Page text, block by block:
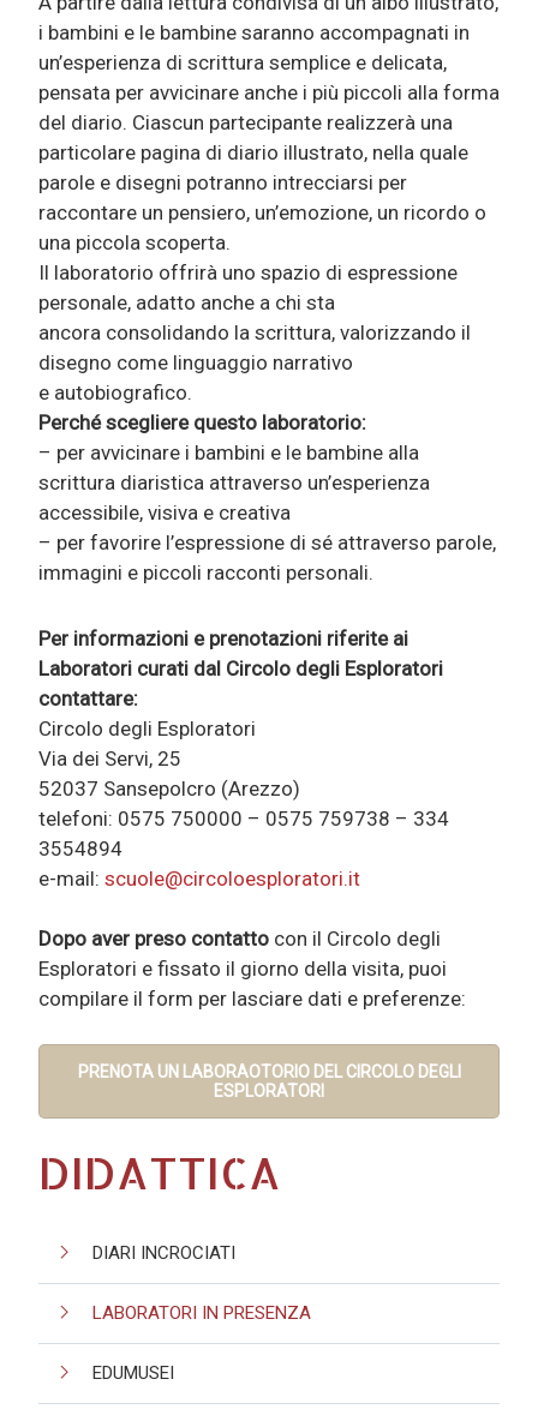
i bambini e le bambine saranno accompagnati in
un’esperienza di scrittura semplice e delicata,
pensata per avvicinare anche i più piccoli alla forma
del diario. Ciascun partecipante realizzerà una
particolare pagina di diario illustrato, nella quale
parole e disegni potranno intrecciarsi per
raccontare un pensiero, un’emozione, un ricordo o
una piccola scoperta.
Il laboratorio offrirà uno spazio di espressione
personale, adatto anche a chi sta
ancora consolidando la scrittura, valorizzando il
disegno come linguaggio narrativo
e autobiografico.
Perché scegliere questo laboratorio:
– per avvicinare i bambini e le bambine alla
scrittura diaristica attraverso un’esperienza
accessibile, visiva e creativa
– per favorire l’espressione di sé attraverso parole,
immagini e piccoli racconti personali.
Per informazioni e prenotazioni riferite ai
Laboratori curati dal Circolo degli Esploratori
contattare:
Circolo degli Esploratori
Via dei Servi, 25
52037 Sansepolcro (Arezzo)
telefoni: 0575 750000 – 0575 759738 – ‪334
3554894‬
e-mail: scuole@circoloesploratori.it
Dopo aver preso contatto con il Circolo degli
Esploratori e fissato il giorno della visita, puoi
compilare il form per lasciare dati e preferenze:
PRENOTA UN LABORAOTORIO DEL CIRCOLO DEGLI
ESPLORATORI
DIDATTICA
DIARI INCROCIATI
LABORATORI IN PRESENZA
EDUMUSEI